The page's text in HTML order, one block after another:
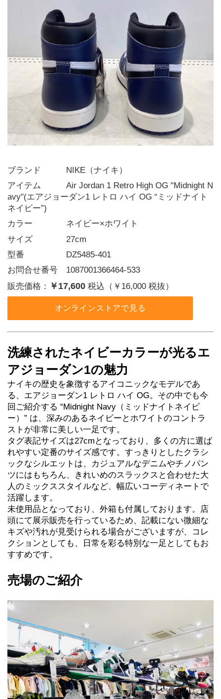
ブランド   NIKE（ナイキ）
アイテム   Air Jordan 1 Retro High OG "Midnight N
avy"(エアジョーダン1 レトロ ハイ OG “ミッドナイト
ネイビー”)
カラー    ネイビー×ホワイト
サイズ    27cm
型番     DZ5485-401
お問合せ番号 1087001366464-533
販売価格： ￥17,600 税込（￥16,000 税抜）
オンラインストアで見る
洗練されたネイビーカラーが光るエ
アジョーダン1の魅力
ナイキの歴史を象徴するアイコニックなモデルであ
る、エアジョーダン1 レトロ ハイ OG。その中でも今
回ご紹介する “Midnight Navy（ミッドナイトネイビ
ー）” は、深みのあるネイビーとホワイトのコントラ
ストが非常に美しい一足です。
タグ表記サイズは27cmとなっており、多くの方に選ば
れやすい定番のサイズ感です。すっきりとしたクラシ
ックなシルエットは、カジュアルなデニムやチノパン
ツにはもちろん、きれいめのスラックスと合わせた大
人のミックススタイルなど、幅広いコーディネートで
活躍します。
未使用品となっており、外箱も付属しております。店
頭にて展示販売を行っているため、記載にない微細な
キズや汚れが見受けられる場合がございますが、コレ
クションとしても、日常を彩る特別な一足としてもお
すすめです。
売場のご紹介